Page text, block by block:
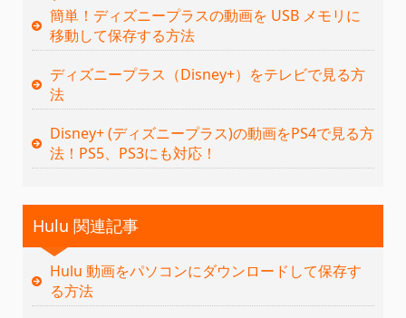
簡単！ディズニープラスの動画を USB メモリに
移動して保存する方法
ディズニープラス（Disney+）をテレビで見る方
法
Disney+ (ディズニープラス)の動画をPS4で見る方
法！PS5、PS3にも対応！
Hulu 関連記事
Hulu 動画をパソコンにダウンロードして保存す
る方法